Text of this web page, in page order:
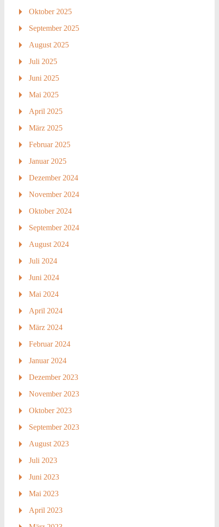
Oktober 2025
September 2025
August 2025
Juli 2025
Juni 2025
Mai 2025
April 2025
März 2025
Februar 2025
Januar 2025
Dezember 2024
November 2024
Oktober 2024
September 2024
August 2024
Juli 2024
Juni 2024
Mai 2024
April 2024
März 2024
Februar 2024
Januar 2024
Dezember 2023
November 2023
Oktober 2023
September 2023
August 2023
Juli 2023
Juni 2023
Mai 2023
April 2023